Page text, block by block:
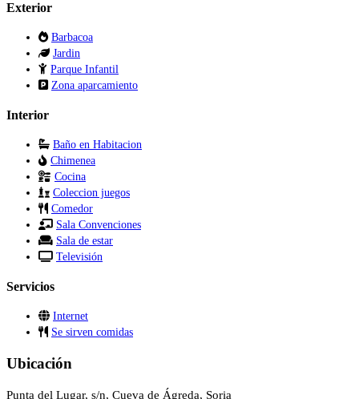
Exterior
Barbacoa
Jardin
Parque Infantil
Zona aparcamiento
Interior
Baño en Habitacion
Chimenea
Cocina
Coleccion juegos
Comedor
Sala Convenciones
Sala de estar
Televisión
Servicios
Internet
Se sirven comidas
Ubicación
Punta del Lugar, s/n, Cueva de Ágreda, Soria